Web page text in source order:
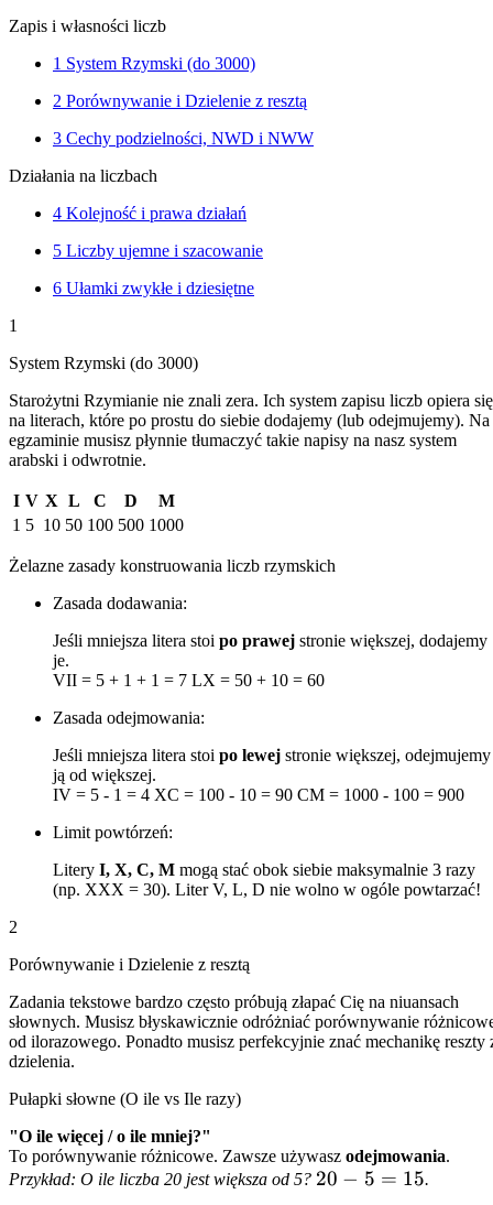
Zapis i własności liczb
1 System Rzymski (do 3000)
2 Porównywanie i Dzielenie z resztą
3 Cechy podzielności, NWD i NWW
Działania na liczbach
4 Kolejność i prawa działań
5 Liczby ujemne i szacowanie
6 Ułamki zwykłe i dziesiętne
1
System Rzymski (do 3000)
Starożytni Rzymianie nie znali zera. Ich system zapisu liczb opiera się
na literach, które po prostu do siebie dodajemy (lub odejmujemy). Na
egzaminie musisz płynnie tłumaczyć takie napisy na nasz system
arabski i odwrotnie.
I V X L C D
M
1 5 10 50 100 500 1000
Żelazne zasady konstruowania liczb rzymskich
Zasada dodawania:
Jeśli mniejsza litera stoi po prawej stronie większej, dodajemy
je.
VII = 5 + 1 + 1 = 7 LX = 50 + 10 = 60
Zasada odejmowania:
Jeśli mniejsza litera stoi po lewej stronie większej, odejmujemy
ją od większej.
IV = 5 - 1 = 4 XC = 100 - 10 = 90 CM = 1000 - 100 = 900
Limit powtórzeń:
Litery I, X, C, M mogą stać obok siebie maksymalnie 3 razy
(np. XXX = 30). Liter V, L, D nie wolno w ogóle powtarzać!
2
Porównywanie i Dzielenie z resztą
Zadania tekstowe bardzo często próbują złapać Cię na niuansach
słownych. Musisz błyskawicznie odróżniać porównywanie
od ilorazowego. Ponadto musisz perfekcyjnie znać mechanikę reszty
dzielenia.
Pułapki słowne (O ile vs Ile razy)
"O ile więcej / o ile mniej?"
To porównywanie różnicowe. Zawsze używasz odejmowania.
Przykład: O ile liczba 20 jest większa od 5? 20
20 − 5 = 15.